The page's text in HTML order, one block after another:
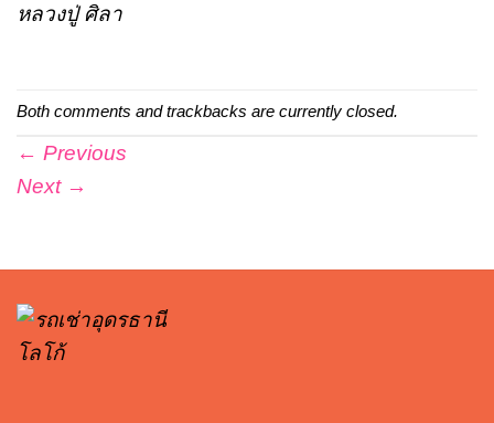
หลวงปู่ ศิลา
Both comments and trackbacks are currently closed.
← Previous
Next →